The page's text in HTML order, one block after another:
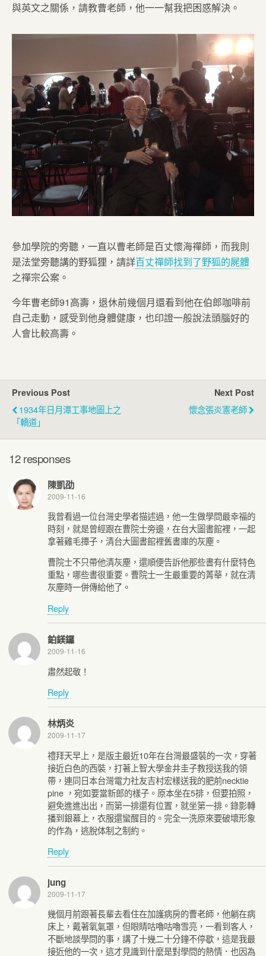
與英文之關係，請教曹老師，他一一幫我把困惑解決。
參加學院的旁聽，一直以曹老師是百丈懷海禪師，而我則
是法堂旁聽講的野狐狸，請詳百丈禪師找到了野狐的屍體
之禪宗公案。
今年曹老師91高壽，退休前幾個月還看到他在伯郎咖啡前
自己走動，感受到他身體健康，也印證一般說法頭腦好的
人會比較高壽。
Previous Post
1934年日月潭工事地圖上之
「轎道」
Next Post
懷念張炎憲老師
12 responses
陳凱劭
2009-11-16
我曾看過一位台灣史學者描述過，他一生做學問最幸福的
時刻，就是曾經跟在曹院士旁邊，在台大圖書館裡，一起
拿著雞毛撢子，清台大圖書館裡舊書庫的灰塵。
曹院士不只帶他清灰塵，還順便告訴他那些書有什麼特色
重點，哪些書很重要。曹院士一生最重要的菁華，就在清
灰塵時一併傳給他了。
Reply
鉑鎂鑼
2009-11-16
肅然起敬！
Reply
林炳炎
2009-11-17
禮拜天早上，是版主最近10年在台灣最盛裝的一次，穿著
接近白色的西裝，打著上智大學金井圭子教授送我的領
帶，連同日本台灣電力社友吉村宏樣送我的肥前necktie
pine ，宛如要當新郎的樣子。原本坐在5排，但要拍照，
避免進進出出，而第一排還有位置，就坐第一排。錄影轉
播到銀幕上，衣服還蠻醒目的。完全一洗原來要破壞形象
的作為，逃脫体制之制約。
Reply
jung
2009-11-17
幾個月前跟著長輩去看住在加護病房的曹老師，他躺在病
床上，戴著氧氣罩，但眼睛咕嚕咕嚕雪亮，一看到客人，
不斷地談學問的事，講了十幾二十分鐘不停歇，這是我最
接近他的一次，這才見識到什麼是對學問的熱情．也因為